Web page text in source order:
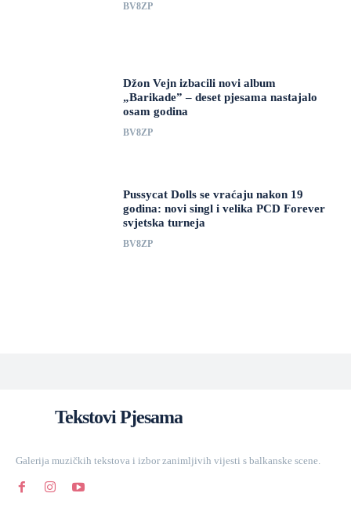
BV8ZP
Džon Vejn izbacili novi album
„Barikade” – deset pjesama nastajalo
osam godina
BV8ZP
Pussycat Dolls se vraćaju nakon 19
godina: novi singl i velika PCD Forever
svjetska turneja
BV8ZP
Tekstovi Pjesama
Galerija muzičkih tekstova i izbor zanimljivih vijesti s balkanske scene.